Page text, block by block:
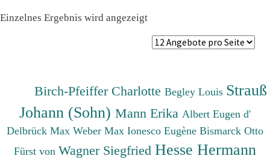
Einzelnes Ergebnis wird angezeigt
Birch-Pfeiffer CharlotteBegley Louis Strauß
Johann (Sohn) Mann Erika Albert Eugen d'
Delbrück Max Weber Max Ionesco Eugène Bismarck Otto
Fürst von Wagner Siegfried Hesse Hermann